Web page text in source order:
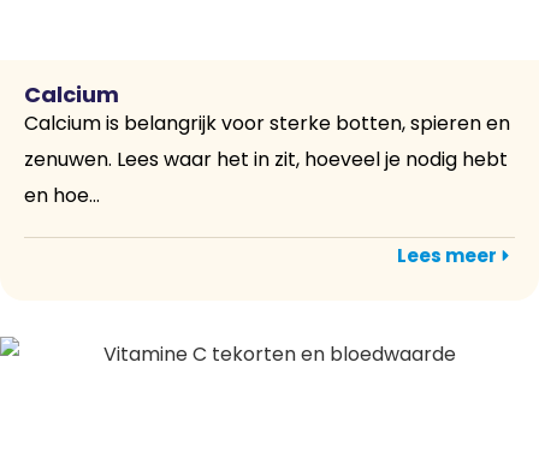
Calcium
Calcium is belangrijk voor sterke botten, spieren en
zenuwen. Lees waar het in zit, hoeveel je nodig hebt
en hoe...
Lees meer